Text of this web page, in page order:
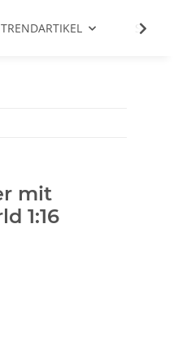
TRENDARTIKEL SALE %
mit
1:16